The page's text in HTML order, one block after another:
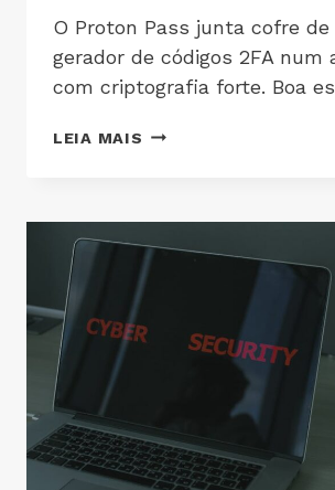
O Proton Pass junta cofre de
gerador de códigos 2FA num
com criptografia forte. Boa
LEIA MAIS